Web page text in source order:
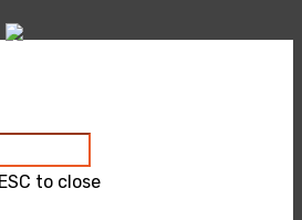
to close